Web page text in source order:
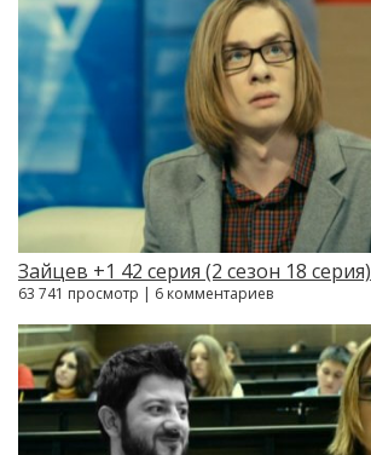
Зайцев +1 42 серия (2 сезон 18 серия)
63 741 просмотр | 6 комментариев